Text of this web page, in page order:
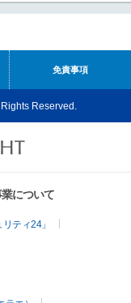
免責事項
Reserved.
について
ティ24」